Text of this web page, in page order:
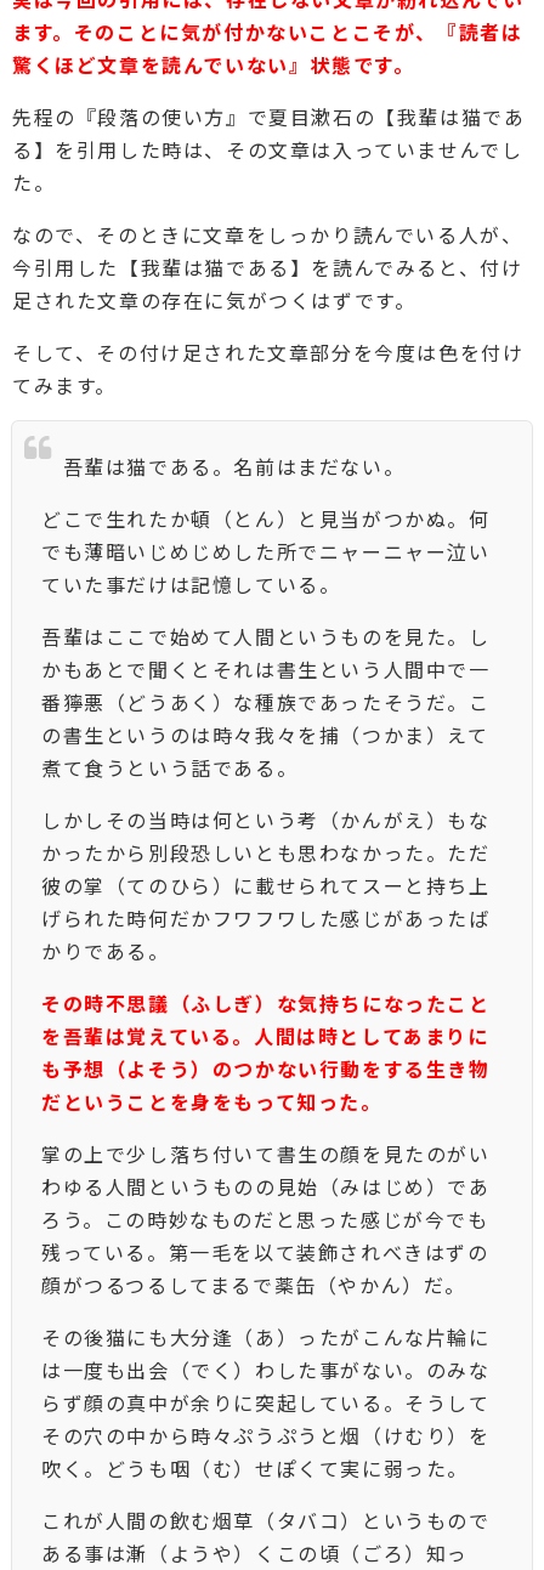
ます。そのことに気が付かないことこそが、『読者は
驚くほど文章を読んでいない』状態です。
先程の『段落の使い方』で夏目漱石の【我輩は猫であ
る】を引用した時は、その文章は入っていませんでし
た。
なので、そのときに文章をしっかり読んでいる人が、
今引用した【我輩は猫である】を読んでみると、付け
足された文章の存在に気がつくはずです。
そして、その付け足された文章部分を今度は色を付け
てみます。
吾輩は猫である。名前はまだない。
どこで生れたか頓（とん）と見当がつかぬ。何
でも薄暗いじめじめした所でニャーニャー泣い
ていた事だけは記憶している。
吾輩はここで始めて人間というものを見た。し
かもあとで聞くとそれは書生という人間中で一
番獰悪（どうあく）な種族であったそうだ。こ
の書生というのは時々我々を捕（つかま）えて
煮て食うという話である。
しかしその当時は何という考（かんがえ）もな
かったから別段恐しいとも思わなかった。ただ
彼の掌（てのひら）に載せられてスーと持ち上
げられた時何だかフワフワした感じがあったば
かりである。
その時不思議（ふしぎ）な気持ちになったこと
を吾輩は覚えている。人間は時としてあまりに
も予想（よそう）のつかない行動をする生き物
だということを身をもって知った。
掌の上で少し落ち付いて書生の顔を見たのがい
わゆる人間というものの見始（みはじめ）であ
ろう。この時妙なものだと思った感じが今でも
残っている。第一毛を以て装飾されべきはずの
顔がつるつるしてまるで薬缶（やかん）だ。
その後猫にも大分逢（あ）ったがこんな片輪に
は一度も出会（でく）わした事がない。のみな
らず顔の真中が余りに突起している。そうして
その穴の中から時々ぷうぷうと烟（けむり）を
吹く。どうも咽（む）せぽくて実に弱った。
これが人間の飲む烟草（タバコ）というもので
ある事は漸（ようや）くこの頃（ごろ）知っ